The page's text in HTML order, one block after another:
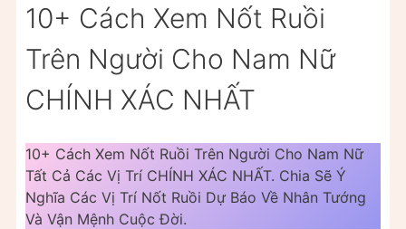
10+ Cách Xem Nốt Ruồi
Trên Người Cho Nam Nữ
CHÍNH XÁC NHẤT
10+ Cách Xem Nốt Ruồi Trên Người Cho Nam Nữ
Tất Cả Các Vị Trí CHÍNH XÁC NHẤT. Chia Sẽ Ý
Nghĩa Các Vị Trí Nốt Ruồi Dự Báo Về Nhân Tướng
Và Vận Mệnh Cuộc Đời.